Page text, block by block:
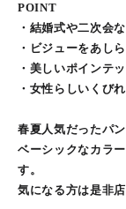
POINT
・結婚式や二次会
・ビジューをあし
・美しいポインテ
・女性らしいくび
春夏人気だったパ
ベーシックなカラ
す。
気になる方は是非